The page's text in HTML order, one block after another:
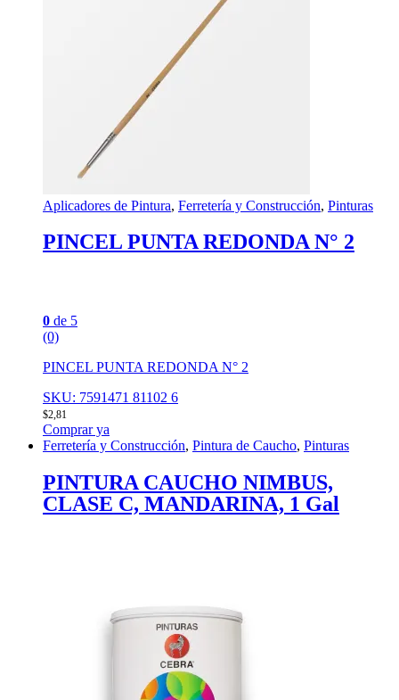
Aplicadores de Pintura, Ferretería y Construcción, Pinturas
PINCEL PUNTA REDONDA N° 2
0 de 5
(0)
PINCEL PUNTA REDONDA N° 2
SKU: 7591471 81102 6
$2,81
Comprar ya
Ferretería y Construcción, Pintura de Caucho, Pinturas
PINTURA CAUCHO NIMBUS,
CLASE C, MANDARINA, 1 Gal